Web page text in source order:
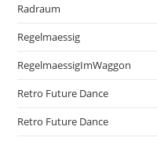
Radraum
Regelmaessig
RegelmaessigImWaggon
Retro Future Dance
Retro Future Dance